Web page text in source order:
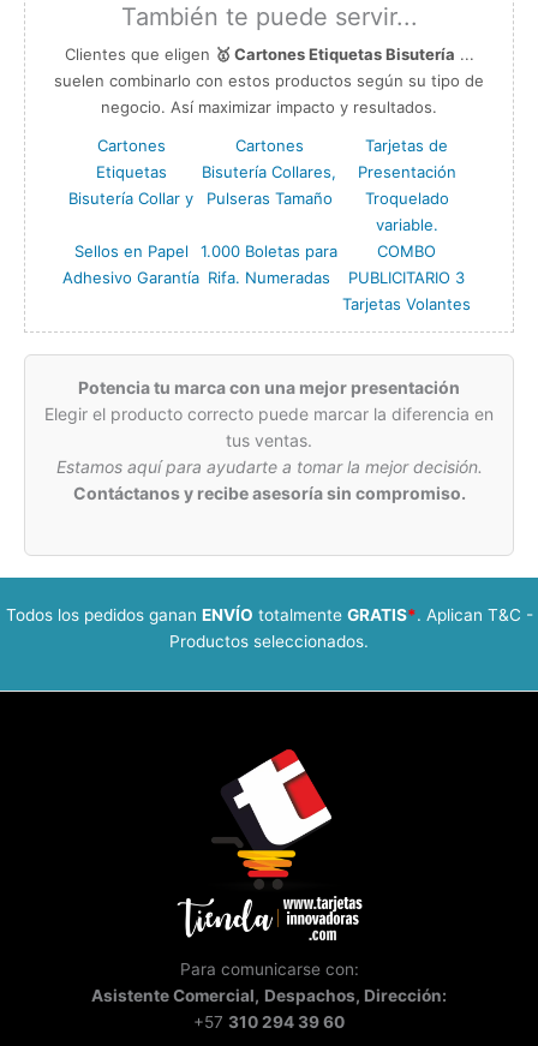
También te puede servir...
Clientes que eligen 🥇 Cartones Etiquetas Bisutería ...
suelen combinarlo con estos productos según su tipo de
negocio. Así maximizar impacto y resultados.
Cartones
Etiquetas
Bisutería Collar y
Cartones
Bisutería Collares,
Pulseras Tamaño
Tarjetas de
Presentación
Troquelado
variable.
Sellos en Papel
Adhesivo Garantía
1.000 Boletas para
Rifa. Numeradas
COMBO
PUBLICITARIO 3
Tarjetas Volantes
Potencia tu marca con una mejor presentación
Elegir el producto correcto puede marcar la diferencia en
tus ventas.
Estamos aquí para ayudarte a tomar la mejor decisión.
Contáctanos y recibe asesoría sin compromiso.
Todos los pedidos ganan ENVÍO totalmente GRATIS*. Aplican T&C -
Productos seleccionados.
Para comunicarse con:
AsistenteComercial, Despachos, Dirección:
+57 310 294 39 60